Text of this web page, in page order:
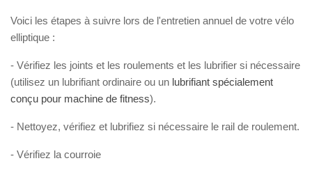
Voici les étapes à suivre lors de l'entretien annuel de votre vélo
elliptique :
- Vérifiez les joints et les roulements et les lubrifier si nécessaire
(utilisez un lubrifiant ordinaire ou un lubrifiant spécialement
conçu pour machine de fitness).
- Nettoyez, vérifiez et lubrifiez si nécessaire le rail de roulement.
- Vérifiez la courroie